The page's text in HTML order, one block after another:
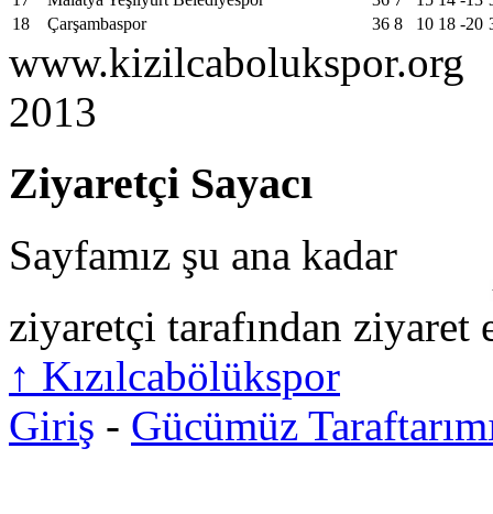
18
Çarşambaspor 36 8 10 18 -20
www.kizilcabolukspor.org
2013
Ziyaretçi Sayacı
Sayfamız şu ana kadar
ziyaretçi tarafından ziyaret
↑ Kızılcabölükspor
Giriş - Gücümüz